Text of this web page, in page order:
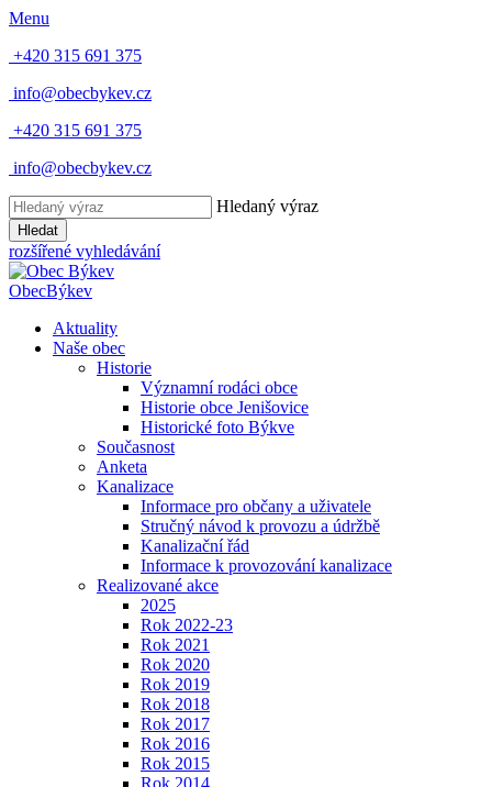
Menu
+420 315 691 375
info@obecbykev.cz
+420 315 691 375
info@obecbykev.cz
Hledaný výraz
Hledat
rozšířené vyhledávání
ObecBýkev
Aktuality
Naše obec
Historie
Významní rodáci obce
Historie obce Jenišovice
Historické foto Býkve
Současnost
Anketa
Kanalizace
Informace pro občany a uživatele
Stručný návod k provozu a údržbě
Kanalizační řád
Informace k provozování kanalizace
Realizované akce
2025
Rok 2022-23
Rok 2021
Rok 2020
Rok 2019
Rok 2018
Rok 2017
Rok 2016
Rok 2015
Rok 2014